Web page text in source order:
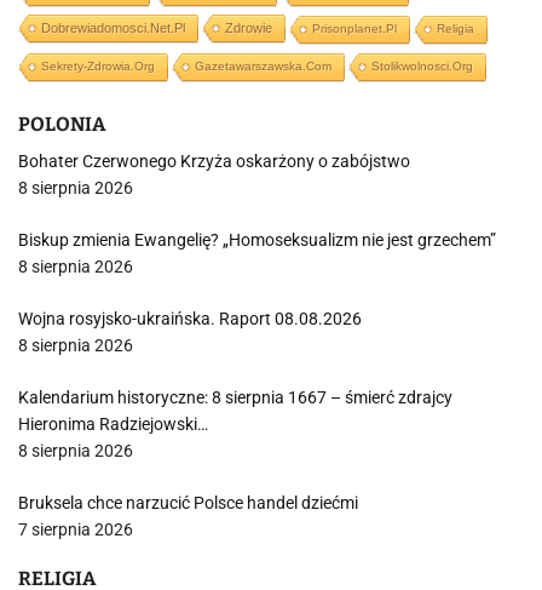
Dobrewiadomosci.net.pl Zdrowie Prisonplanet.pl Religia
Sekrety-Zdrowia.org Gazetawarszawska.com Stolikwolnosci.org
POLONIA
Bohater Czerwonego Krzyża oskarżony o zabójstwo
8 sierpnia 2026
Biskup zmienia Ewangelię? „Homoseksualizm nie jest grzechem”
8 sierpnia 2026
Wojna rosyjsko-ukraińska. Raport 08.08.2026
8 sierpnia 2026
Kalendarium historyczne: 8 sierpnia 1667 – śmierć zdrajcy
Hieronima Radziejowski…
8 sierpnia 2026
Bruksela chce narzucić Polsce handel dziećmi
7 sierpnia 2026
RELIGIA